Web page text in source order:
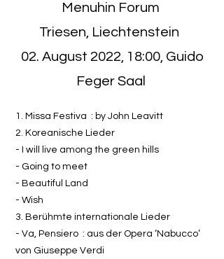
Menuhin Forum
Triesen, Liechtenstein
02. August 2022, 18:00, Guido
Feger Saal
1. Missa Festiva : by John Leavitt
2. Koreanische Lieder
- I will live among the green hills
- Going to meet
- Beautiful Land
- Wish
3. Berühmte internationale Lieder
- Va, Pensiero : aus der Opera ‘Nabucco’
von Giuseppe Verdi